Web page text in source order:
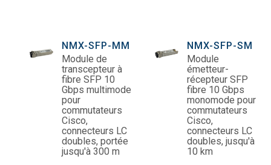
NMX-SFP-MM
Module de
transcepteur à
fibre SFP 10
Gbps multimode
pour
commutateurs
Cisco,
connecteurs LC
doubles, portée
jusqu'à 300 m
NMX-SFP-SM
Module
émetteur-
récepteur SFP
fibre 10 Gbps
monomode pour
commutateurs
Cisco,
connecteurs LC
doubles, jusqu'à
10 km